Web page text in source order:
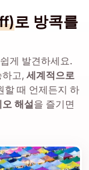
로 방콕를
게 발견하세요.
고, 세계적으로
할 때 언제든지 하
해설을 즐기면